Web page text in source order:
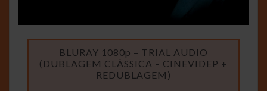
BLURAY 1080p – TRIAL AUDIO
(DUBLAGEM CLÁSSICA – CINEVIDEP +
REDUBLAGEM)